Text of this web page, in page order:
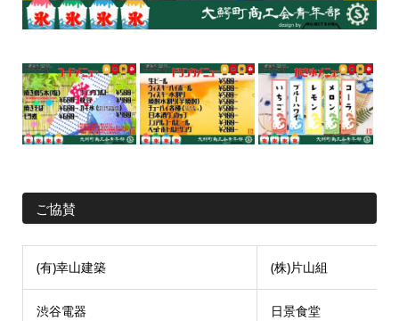
ご協賛
(有)幸山建築 (株)片山組
渋谷電器 日景食堂